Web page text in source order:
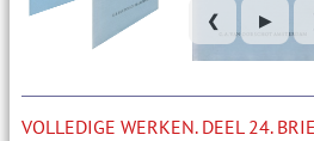
❮ ▶
VOLLEDIGE WERKEN. DEEL 24.